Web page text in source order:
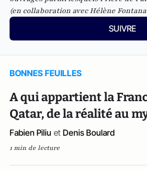
(en collaboration avec Hélène
SUIVRE
BONNES FEUILLES
A qui appartient la
Qatar, de la réalité au
Fabien Piliu et Denis Boulard
1 min de lecture